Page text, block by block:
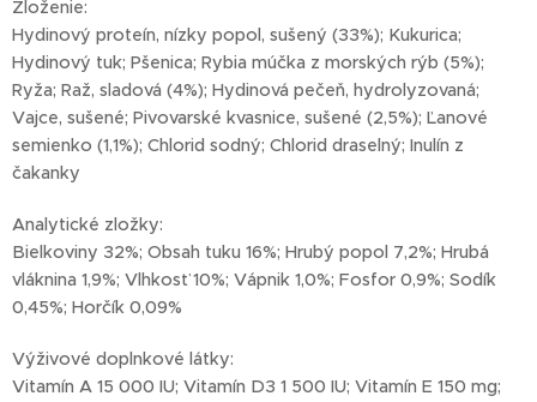
Zloženie:
Hydinový proteín, nízky popol, sušený (33%); Kukurica;
Hydinový tuk; Pšenica; Rybia múčka z morských rýb (5%);
Ryža; Raž, sladová (4%); Hydinová pečeň, hydrolyzovaná;
Vajce, sušené; Pivovarské kvasnice, sušené (2,5%); Ľanové
semienko (1,1%); Chlorid sodný; Chlorid draselný; Inulín z
čakanky
Analytické zložky:
Bielkoviny 32%; Obsah tuku 16%; Hrubý popol 7,2%; Hrubá
vláknina 1,9%; Vlhkosť 10%; Vápnik 1,0%; Fosfor 0,9%; Sodík
0,45%; Horčík 0,09%
Výživové doplnkové látky:
Vitamín A 15 000 IU; Vitamín D3 1 500 IU; Vitamín E 150 mg;